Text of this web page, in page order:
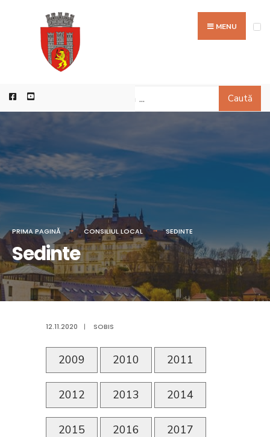
MENU
Caută
PRIMA PAGINĂ CONSILIUL LOCAL SEDINTE
Sedinte
12.11.2020 | SOBIS
2009 2010 2011
2012 2013 2014
2015 2016 2017